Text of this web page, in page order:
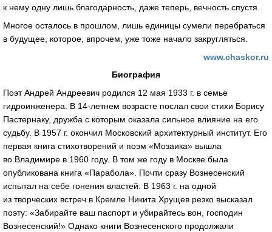
к нему одну лишь благодарность, даже теперь, вечность спустя.
Многое осталось в прошлом, лишь единицы сумели перебраться
в будущее, которое, впрочем, уже тоже начало закругляться.
www.chaskor.ru
Биография
Поэт Андрей Андреевич родился 12 мая 1933 г. в семье
гидроинженера. В 14-летнем возрасте послал свои стихи Борису
Пастернаку, дружба с которым оказала сильное влияние на его
судьбу. В 1957 г. окончил Московский архитектурный институт. Его
первая книга стихотворений и поэм «Мозаика» вышла
во Владимире в 1960 году. В том же году в Москве была
опубликована книга «Парабола». Почти сразу Вознесенский
испытал на себе гонения властей. В 1963 г. на одной
из творческих встреч в Кремле Никита Хрущев резко высказал
поэту: «Забирайте ваш паспорт и убирайтесь вон, господин
Вознесенский!» Однако книги Вознесенского продолжали